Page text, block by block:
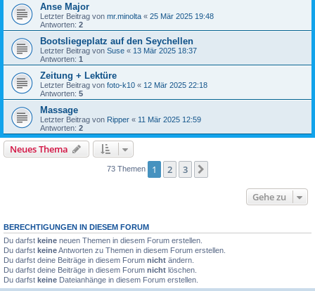
Anse Major
Letzter Beitrag von mr.minolta « 25 Mär 2025 19:48
Antworten: 2
Bootsliegeplatz auf den Seychellen
Letzter Beitrag von Suse « 13 Mär 2025 18:37
Antworten: 1
Zeitung + Lektüre
Letzter Beitrag von foto-k10 « 12 Mär 2025 22:18
Antworten: 5
Massage
Letzter Beitrag von Ripper « 11 Mär 2025 12:59
Antworten: 2
Neues Thema
73 Themen 1 2 3
Gehe zu
BERECHTIGUNGEN IN DIESEM FORUM
Du darfst keine neuen Themen in diesem Forum erstellen.
Du darfst keineAntworten zu Themen in diesem Forum erstellen.
Du darfst deine Beiträge in diesem Forum nicht ändern.
Du darfst deine Beiträge in diesem Forum nicht löschen.
Du darfst keine Dateianhänge in diesem Forum erstellen.